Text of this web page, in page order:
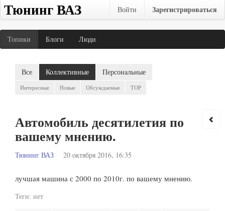
Тюнинг ВАЗ Войти Зарегистрироваться
Топики Блоги Люди
Все Коллективные Персональные
Интересные Новые Обсуждаемые TOP
Автомобиль десятилетия по
вашему мнению.
Тюнинг ВАЗ 20 октября 2016, 16:35
лучшая машина с 2000 по 2010г. по вашему мнению.
Теги: нет